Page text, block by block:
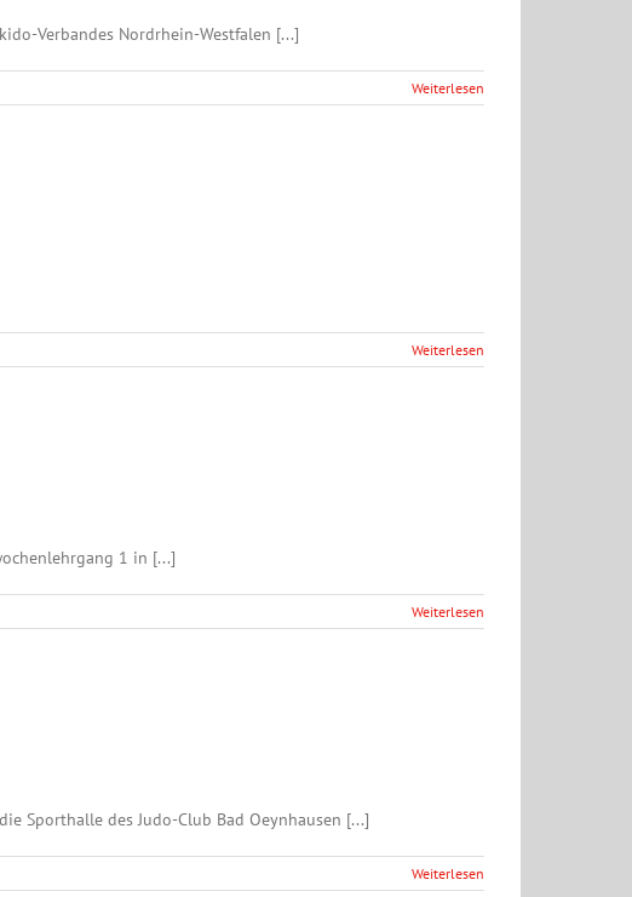
Verbandes Nordrhein-Westfalen [...]
Weiterlesen
Weiterlesen
1 in [...]
Weiterlesen
Sporthalle des Judo-Club Bad Oeynhausen [...]
Weiterlesen